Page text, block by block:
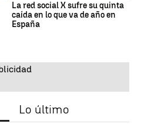
La red social X sufre su quinta
caída en lo que va de año en
España
Lo último